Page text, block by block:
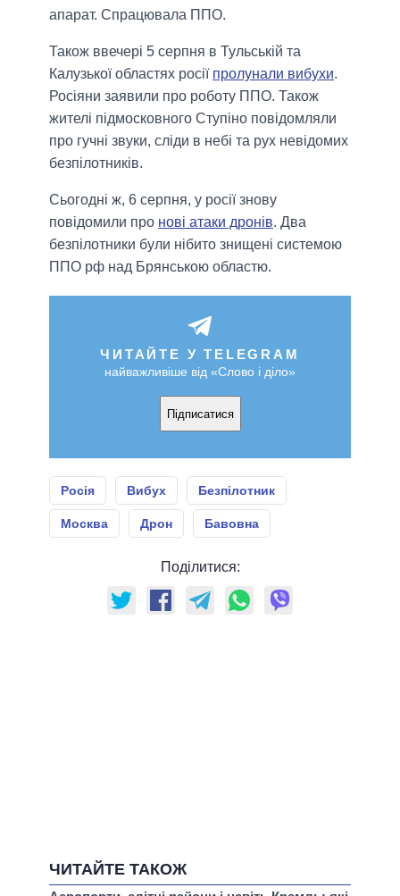
апарат. Спрацювала ППО.
Також ввечері 5 серпня в Тульській та
Калузької областях росії пролунали вибухи.
Росіяни заявили про роботу ППО. Також
жителі підмосковного Ступіно повідомляли
про гучні звуки, сліди в небі та рух невідомих
безпілотників.
Сьогодні ж, 6 серпня, у росії знову
повідомили про нові атаки дронів. Два
безпілотники були нібито знищені системою
ППО рф над Брянською областю.
ЧИТАЙТЕ У TELEGRAM
найважливіше від «Слово і діло»
Підписатися
Росія Вибух Безпілотник
Москва Дрон Бавовна
Поділитися:
ЧИТАЙТЕ ТАКОЖ